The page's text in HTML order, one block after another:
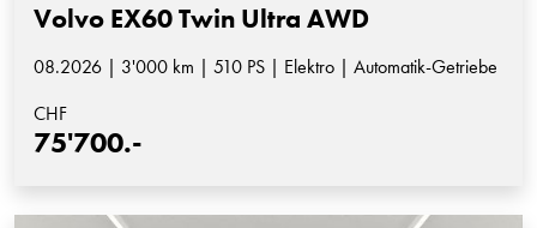
Volvo EX60 Twin Ultra AWD
08.2026 | 3'000 km | 510 PS | Elektro | Automatik-Getriebe
CHF
75'700.-